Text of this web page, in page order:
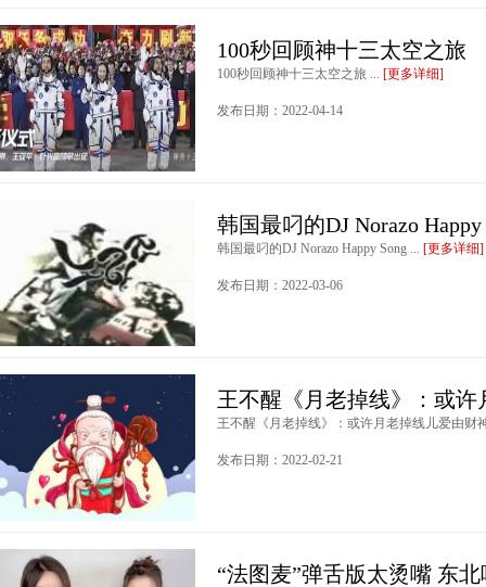
100秒回顾神十三太空之旅
100秒回顾神十三太空之旅 ... [更多详细]
发布日期：2022-04-14
韩国最叼的DJ Norazo Happy
韩国最叼的DJ Norazo Happy Song ... [更多详细]
发布日期：2022-03-06
王不醒《月老掉线》：或
王不醒《月老掉线》：或许月老掉线儿爱由财
发布日期：2022-02-21
“法图麦”弹舌版太烫嘴 东